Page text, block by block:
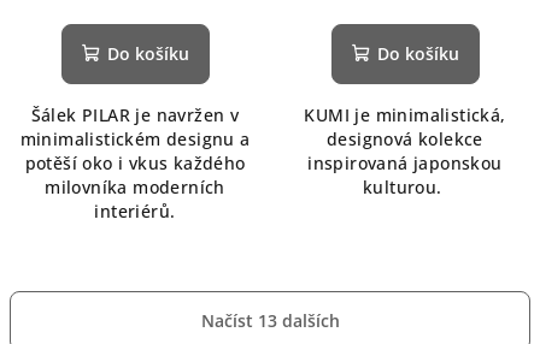
Do košíku
Šálek PILAR je navržen v
minimalistickém designu a
potěší oko i vkus každého
milovníka moderních
interiérů.
Do košíku
KUMI je minimalistická,
designová kolekce
inspirovaná japonskou
kulturou.
Načíst 13 dalších